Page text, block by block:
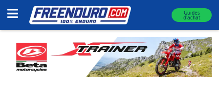
Guides
d'achat